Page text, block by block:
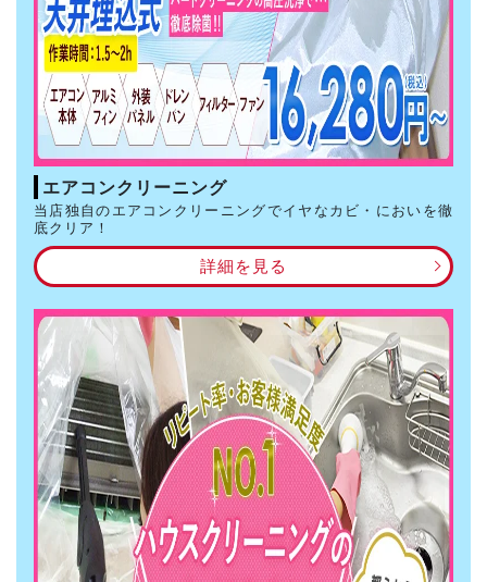
エアコンクリーニング
当店独自のエアコンクリーニングでイヤなカビ・においを徹
底クリア！
詳細を見る